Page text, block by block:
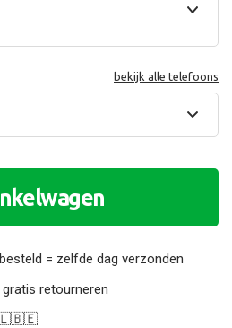
bekijk alle telefoons
= zelfde dag verzonden
retourneren